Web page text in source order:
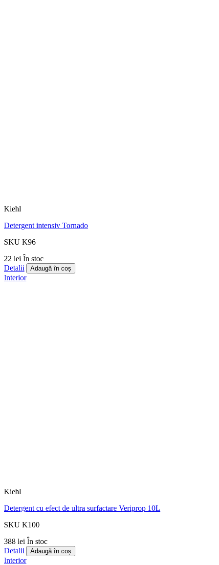
Kiehl
Detergent intensiv Tornado
SKU K96
22 lei În stoc
Detalii
Adaugă în coș
Interior
Kiehl
Detergent cu efect de ultra surfactare Veriprop 10L
SKU K100
388 lei În stoc
Detalii
Adaugă în coș
Interior